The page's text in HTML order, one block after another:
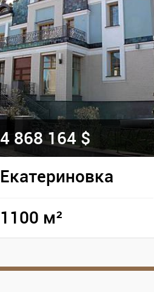
4 868 164 $
Екатериновка
1100 м²